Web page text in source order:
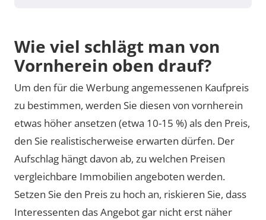
Wie viel schlägt man von
Vornherein oben drauf?
Um den für die Werbung angemessenen Kaufpreis
zu bestimmen, werden Sie diesen von vornherein
etwas höher ansetzen (etwa 10-15 %) als den Preis,
den Sie realistischerweise erwarten dürfen. Der
Aufschlag hängt davon ab, zu welchen Preisen
vergleichbare Immobilien angeboten werden.
Setzen Sie den Preis zu hoch an, riskieren Sie, dass
Interessenten das Angebot gar nicht erst näher